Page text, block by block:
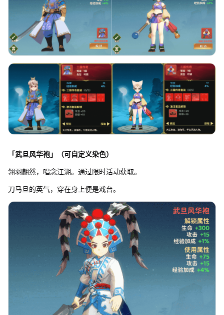
「武旦风华袍」（可自定义染色）
翎羽翩然，唱念江湖。通过限时活动获取。
刀马旦的英气，穿在身上便是戏台。